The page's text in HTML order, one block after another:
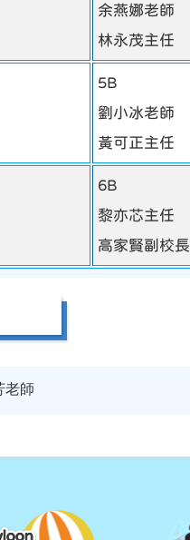
余燕娜老師
林永茂主任
5B
劉小冰老師
黃可正主任
6B
黎亦芯主任
高家賢副校長
師